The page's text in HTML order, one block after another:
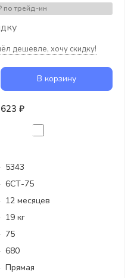
по трейд-ин
дешевле, хочу скидку!
В корзину
₽
5343
6СТ-75
12 месяцев
19 кг
75
680
Прямая